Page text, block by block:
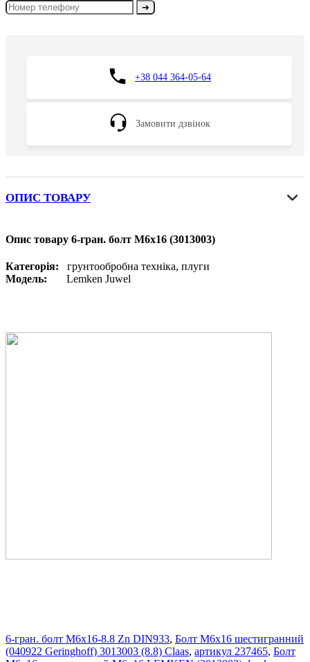
➔
+38 044 364-05-64
Замовити дзвінок
ОПИС ТОВАРУ
Опис товару 6-гран. болт M6x16 (3013003)
Категорія: грунтообробна техніка, плуги
Модель: Lemken Juwel
6-гран. болт M6x16-8.8 Zn DIN933, Болт М6х16 шестигранний
(040922 Geringhoff) 3013003 (8.8) Claas, артикул 237465, Болт